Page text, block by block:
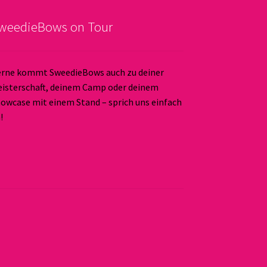
on Tour
kommt SweedieBows auch zu deiner
deinem Camp oder deinem
mit einem Stand – sprich uns einfach